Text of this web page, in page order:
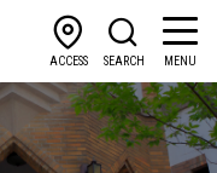
ACCESS SEARCH MENU